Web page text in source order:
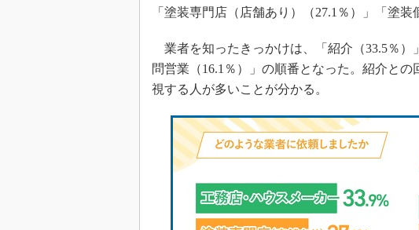
「塗装専門店（店舗あり）（27.1％）」「塗装
業者を知ったきっかけは、「紹介（33.5％）
問営業（16.1％）」の順番となった。紹介と
視する人が多いことが分かる。